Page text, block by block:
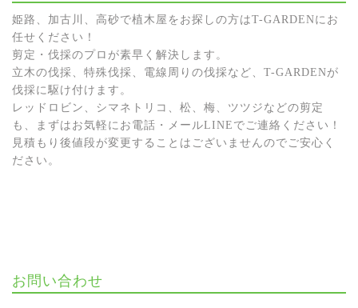
姫路、加古川、高砂で植木屋をお探しの方はT-GARDENにお
任せください！
剪定・伐採のプロが素早く解決します。
立木の伐採、特殊伐採、電線周りの伐採など、T-GARDENが
伐採に駆け付けます。
レッドロビン、シマネトリコ、松、梅、ツツジなどの剪定
も、まずはお気軽にお電話・メールLINEでご連絡ください！
見積もり後値段が変更することはございませんのでご安心く
ださい。
お問い合わせ